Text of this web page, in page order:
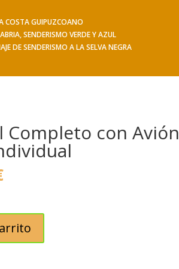
COSTA GUIPUZCOANO
SENDERISMO VERDE Y AZUL
DE SENDERISMO A LA SELVA NEGRA
Hacerse socio Contacto
Completo con Avión
El
precio
es:
875,00€.